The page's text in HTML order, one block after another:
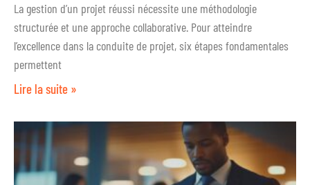
La gestion d’un projet réussi nécessite une méthodologie
structurée et une approche collaborative. Pour atteindre
l’excellence dans la conduite de projet, six étapes fondamentales
permettent
Lire la suite »